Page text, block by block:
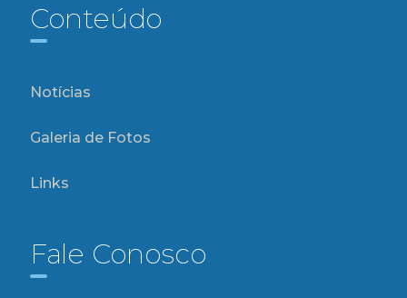
Conteúdo
Notícias
Galeria de Fotos
Links
Fale Conosco